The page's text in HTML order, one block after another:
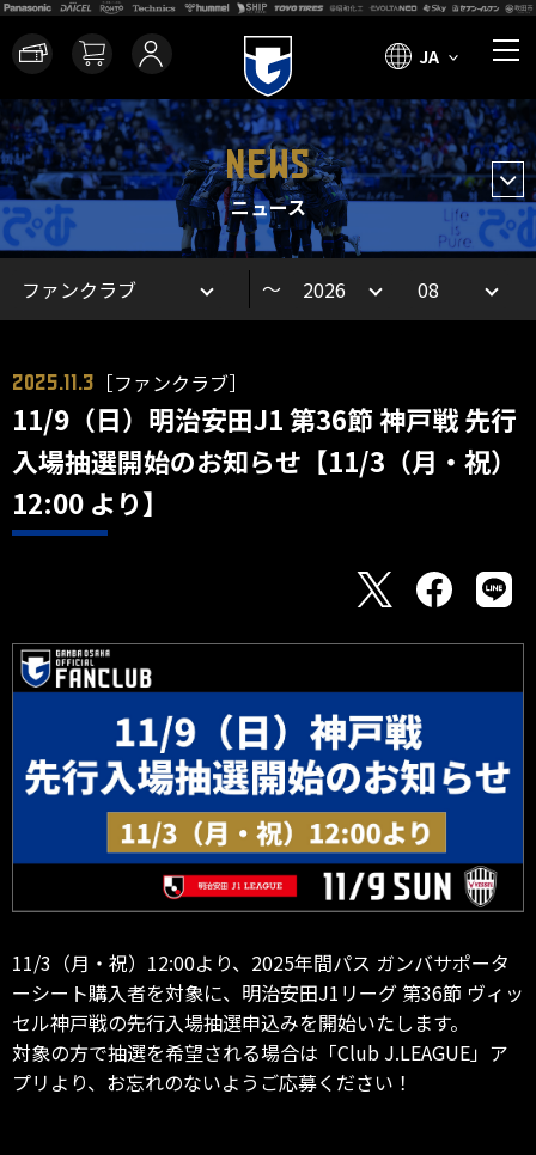
JA
NEWS
ニュース
～
2025.11.3 ［ファンクラブ］
11/9（日）明治安田J1 第36節 神戸戦 先行
入場抽選開始のお知らせ【11/3（月・祝）
12:00 より】
11/3（月・祝）12:00より、2025年間パス ガンバサポータ
ーシート購入者を対象に、明治安田J1リーグ 第36節 ヴィッ
セル神戸戦の先行入場抽選申込みを開始いたします。
対象の方で抽選を希望される場合は「Club J.LEAGUE」ア
プリより、お忘れのないようご応募ください！